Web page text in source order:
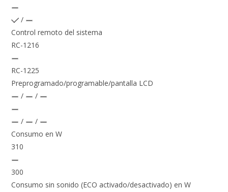
/
Control remoto del sistema
RC-1216
RC-1225
Preprogramado/programable/pantalla LCD
/
/
/
/
Consumo en W
310
300
Consumo sin sonido (ECO activado/desactivado) en W